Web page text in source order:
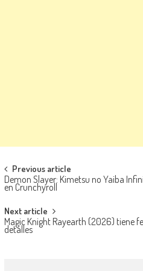
Navegación de entradas
Previous article
Demon Slayer: Kimetsu no Yaiba
en Crunchyroll
Next article
Magic Knight Rayearth (2026) tiene
detalles